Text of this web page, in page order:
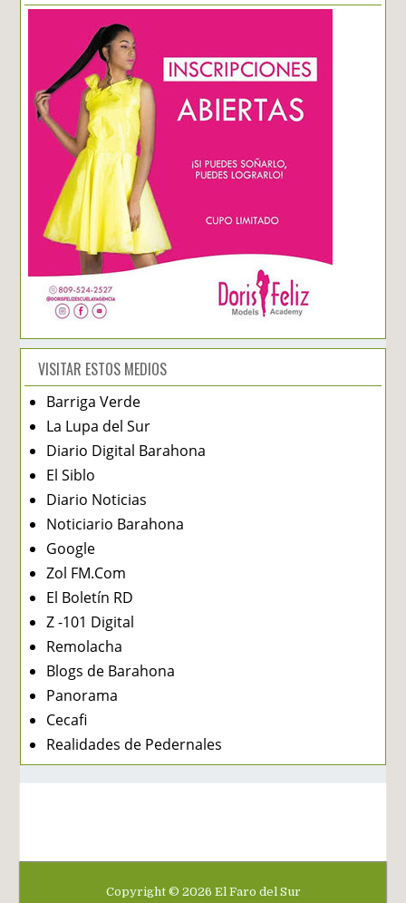
VISITAR ESTOS MEDIOS
Barriga Verde
La Lupa del Sur
Diario Digital Barahona
El Siblo
Diario Noticias
Noticiario Barahona
Google
Zol FM.Com
El Boletín RD
Z -101 Digital
Remolacha
Blogs de Barahona
Panorama
Cecafi
Realidades de Pedernales
Copyright © 2026 El Faro del Sur